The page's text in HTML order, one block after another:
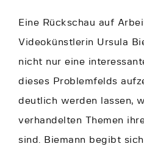
Eine Rückschau auf
Videokünstlerin Ursula
nicht nur eine
dieses Problemfelds
deutlich werden lassen,
verhandelten Themen
sind. Biemann begibt